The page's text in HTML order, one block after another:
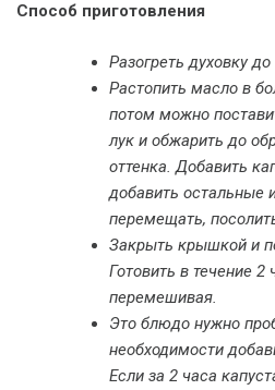
Способ приготовления
Разогреть духовку до
Растопить масло в
потом можно
лук и обжарить до
оттенка. Добавить
добавить остальные
перемещать,
Закрыть крышкой и
Готовить в течение 2
перемешивая.
Это блюдо нужно
необходимости
Если за 2 часа